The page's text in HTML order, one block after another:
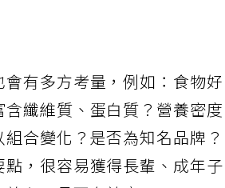
有多方考量，例如：食物好
纖維質、蛋白質？營養密度
合變化？是否為知名品牌？
，很容易獲得長輩、成年子